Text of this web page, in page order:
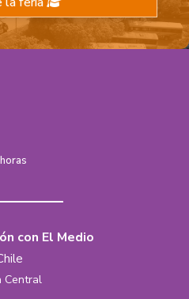
con El Medio
Central